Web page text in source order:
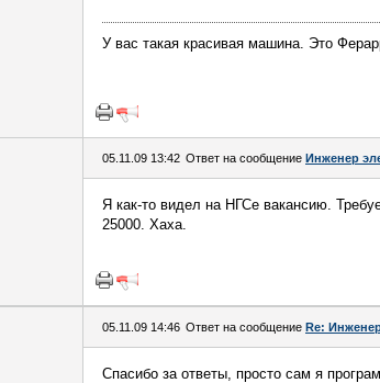
У вас такая красивая машина. Это
05.11.09 13:42 Ответ на сообщение Инженер
Я как-то видел на НГСе вакансию.
25000. Хаха.
05.11.09 14:46 Ответ на сообщение Re:
Спасибо за ответы, просто сам я